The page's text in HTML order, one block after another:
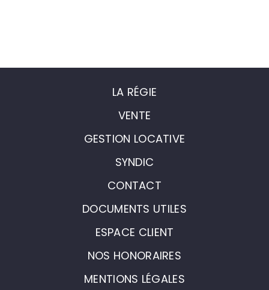
LA RÉGIE
VENTE
GESTION LOCATIVE
SYNDIC
CONTACT
DOCUMENTS UTILES
ESPACE CLIENT
NOS HONORAIRES
MENTIONS LÉGALES